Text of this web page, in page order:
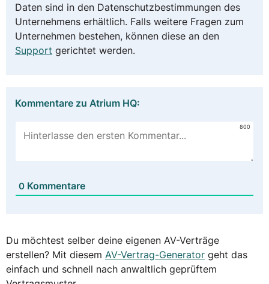
Daten sind in den Datenschutzbestimmungen des
Unternehmens erhältlich. Falls weitere Fragen zum
Unternehmen bestehen, können diese an den
Support gerichtet werden.
Kommentare zu Atrium HQ:
800
0 Kommentare
Du möchtest selber deine eigenen AV-Verträge
erstellen? Mit diesem AV-Vertrag-Generator geht das
einfach und schnell nach anwaltlich geprüftem